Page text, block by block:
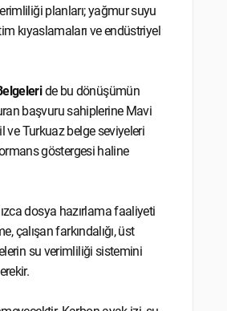
planları; yağmur suyu
kıyaslamaları ve endüstriyel
de bu dönüşümün
başvuru sahiplerine Mavi
Turkuaz belge seviyeleri
göstergesi haline
dosya hazırlama faaliyeti
çalışan farkındalığı, üst
su verimliliği sistemini